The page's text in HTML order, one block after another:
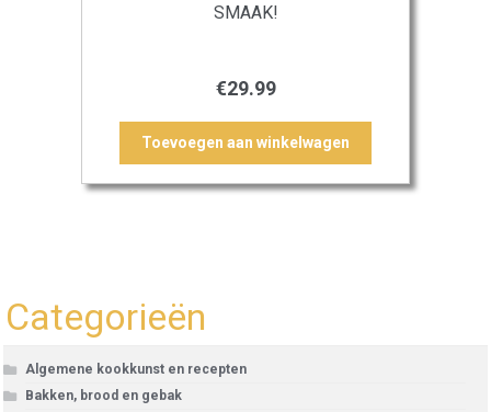
SMAAK!
€29.99
Toevoegen aan winkelwagen
Categorieën
Algemene kookkunst en recepten
Bakken, brood en gebak